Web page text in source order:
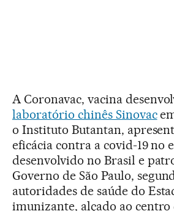
A Coronavac, vacina
laboratório chinês Sinovac
o Instituto Butantan,
eficácia contra a covid-19 no
desenvolvido no Brasil e
Governo de São Paulo,
autoridades de saúde do
imunizante, alçado ao centro